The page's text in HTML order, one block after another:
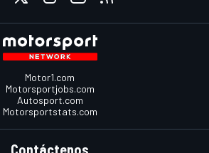
Motor1.com
Motorsportjobs.com
Autosport.com
Motorsportstats.com
Contáctenos